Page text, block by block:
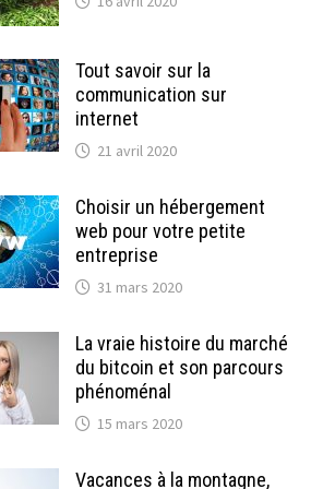
Tout savoir sur la
communication sur
internet
21 avril 2020
Choisir un hébergement
web pour votre petite
entreprise
31 mars 2020
La vraie histoire du marché
du bitcoin et son parcours
phénoménal
15 mars 2020
Vacances à la montagne,